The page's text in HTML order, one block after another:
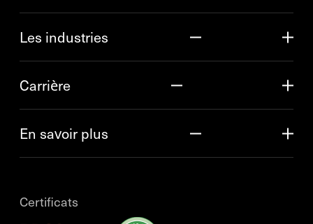
Les industries
Carrière
En savoir plus
Certificats